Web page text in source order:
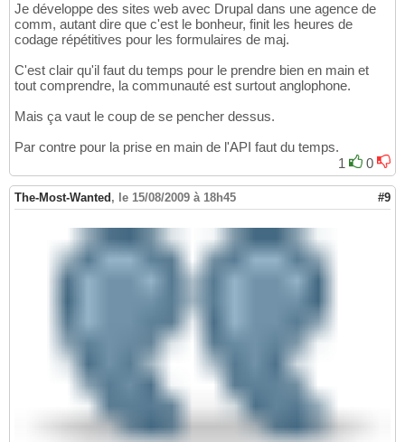
Je développe des sites web avec Drupal dans une agence de
comm, autant dire que c'est le bonheur, finit les heures de
codage répétitives pour les formulaires de maj.
C'est clair qu'il faut du temps pour le prendre bien en main et
tout comprendre, la communauté est surtout anglophone.
Mais ça vaut le coup de se pencher dessus.
Par contre pour la prise en main de l'API faut du temps.
1
0
The-Most-Wanted , le 15/08/2009 à 18h45 #9